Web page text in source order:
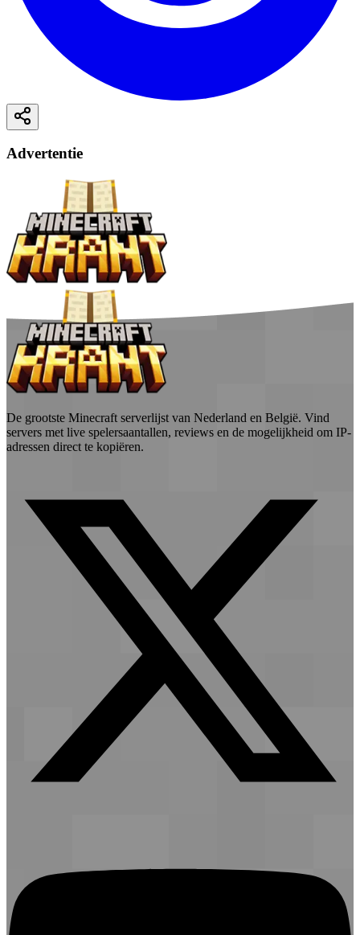
Advertentie
De grootste Minecraft serverlijst van Nederland en België. Vind
servers met live spelersaantallen, reviews en de mogelijkheid om IP-
adressen direct te kopiëren.